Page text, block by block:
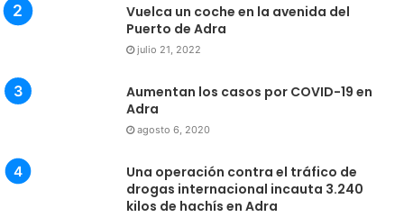
Vuelca un coche en la avenida del
Puerto de Adra
julio 21, 2022
Aumentan los casos por COVID-19 en
Adra
agosto 6, 2020
Una operación contra el tráfico de
drogas internacional incauta 3.240
kilos de hachís en Adra